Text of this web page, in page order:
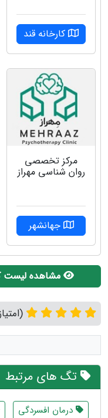
کارخانه قند
مرکز تخصصی
روان شناسی مهراز
جهانشهر
مشاهده لیست
(امتیاز 4.8 | 2637
تگ های مرتبط
درمان افسردگی